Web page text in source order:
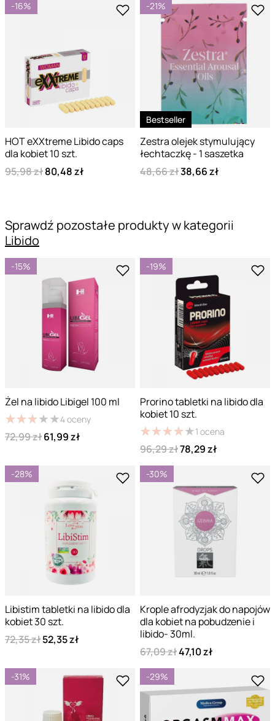
-16%
HOT eXXtreme Libido caps
dla kobiet 10 szt.
95,98 zł80,48 zł
-21%
Bestseller
Zestra olejek stymulujący
łechtaczkę - 1 saszetka
48,66 zł38,66 zł
Sprawdź pozostałe produkty w kategorii
Libido
-15%
Żel na libido Libigel 100 ml
★★★★★
★★★★★4oceny
72,99 zł61,99 zł
-19%
Prorino tabletki na libido dla
kobiet 10 szt.
★★★★★
★★★★★1 ocena
96,29 zł78,29 zł
-28%
Libistim tabletki na libido dla
kobiet 30 szt.
72,35 zł52,35 zł
-30%
Krople afrodyzjak do napojów
dla kobiet na pobudzenie i
libido- 30ml.
67,09 zł47,10 zł
-31% -29%